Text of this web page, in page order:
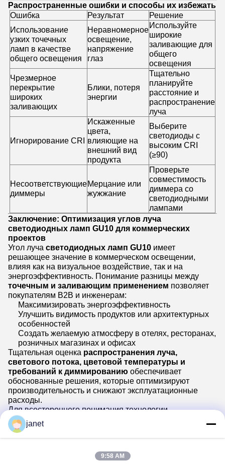
Распространенные ошибки и способы их избежать
Ошибка
Результат
Решение
Использование
узких точечных
ламп в качестве
общего освещения
Неравномерное
освещение,
напряжение
глаз
Используйте
широкие
заливающие для
общего
освещения
Чрезмерное
перекрытие
широких
заливающих
Блики, потеря
энергии
Тщательно
планируйте
расстояние и
распространение
луча
Игнорирование CRI
Искаженные
цвета,
влияющие на
внешний вид
продукта
Выберите
светодиоды с
высоким CRI
(≥90)
Несоответствующие
диммеры
Мерцание или
жужжание
Проверьте
совместимость
диммера со
светодиодными
лампами
Заключение: Оптимизация углов луча
светодиодных ламп GU10 для коммерческих
проектов
Угол луча светодиодных ламп GU10 имеет
решающее значение в коммерческом освещении,
влияя как на визуальное воздействие, так и на
энергоэффективность. Понимание разницы между
точечным и заливающим применением позволяет
покупателям B2B и инженерам:
Максимизировать энергоэффективность
Улучшить видимость продуктов или архитектурных
особенностей
Создать желаемую атмосферу в отелях, ресторанах,
розничных магазинах и офисах
Тщательная оценка распространения луча,
светового потока, цветовой температуры и
требований к диммированию обеспечивает
обоснованные решения, которые оптимизируют
производительность и снижают эксплуатационные
расходы.
Для всестороннего понимания технологии
светодиодных ламп GU10 и дополнительных
рекомендаций по коммерческим проектам см. наше
основное руководство:Светодиодные лампы GU10 –
janet
9:58 AM